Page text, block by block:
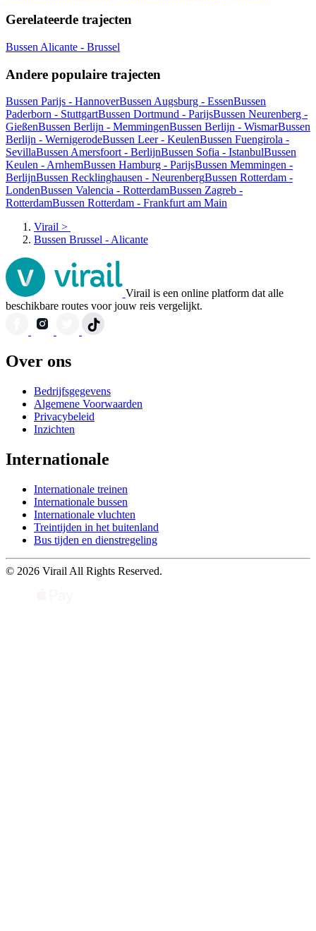
Gerelateerde trajecten
Bussen Alicante - Brussel
Andere populaire trajecten
Bussen Parijs - HannoverBussen Augsburg - EssenBussen
Paderborn - StuttgartBussen Dortmund - ParijsBussen Neurenberg -
GießenBussen Berlijn - MemmingenBussen Berlijn - WismarBussen
Berlijn - WernigerodeBussen Leer - KeulenBussen Fuengirola -
SevillaBussen Amersfoort - BerlijnBussen Sofia - IstanbulBussen
Keulen - ArnhemBussen Hamburg - ParijsBussen Memmingen -
BerlijnBussen Recklinghausen - NeurenbergBussen Rotterdam -
LondenBussen Valencia - RotterdamBussen Zagreb -
RotterdamBussen Rotterdam - Frankfurt am Main
Virail >
Bussen Brussel - Alicante
Virail is een online platform dat alle
beschikbare routes voor jouw reis vergelijkt.
Over ons
Bedrijfsgegevens
Algemene Voorwaarden
Privacybeleid
Inzichten
Internationale
Internationale treinen
Internationale bussen
Internationale vluchten
Treintijden in het buitenland
Bus tijden en dienstregeling
© 2026 Virail All Rights Reserved.